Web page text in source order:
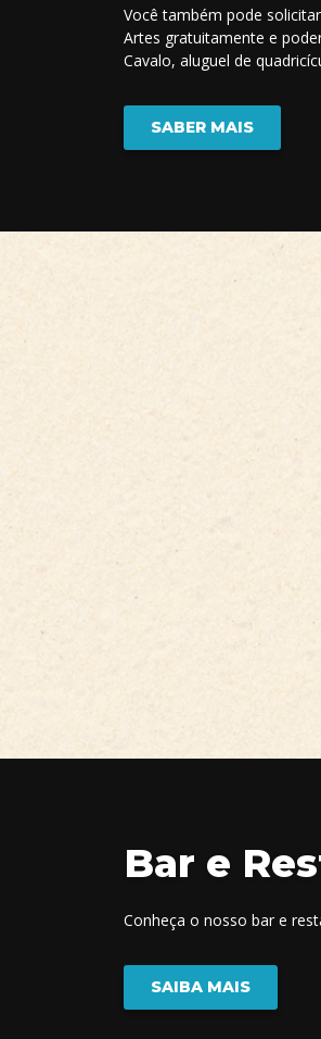
Você também pode
Artes gratuitamente e
Cavalo, aluguel de
SABER MAIS
Bar e
Conheça o nosso bar e
SAIBA MAIS